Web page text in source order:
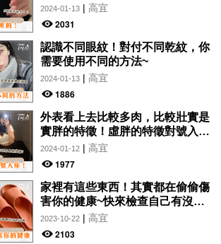
2024-01-13| 高宜
2031
認識不同眼紋！對付不同乾紋，你
需要使用不同的方法~
2024-01-13| 高宜
1886
外表看上去比較多肉，比較壯實是
實胖的特徵！虛胖的特徵對號入
座！
2024-01-12| 高宜
1977
家裡有這些東西！其實都在偷偷傷
害你的健康~快來檢查自己有沒有
犯吧！
2023-10-22| 高宜
2103